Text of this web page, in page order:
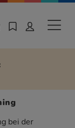
bei der